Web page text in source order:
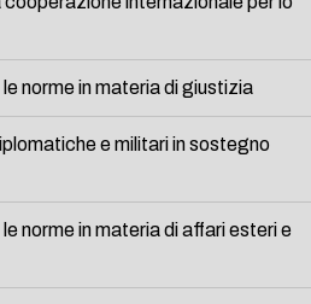
norme in materia di giustizia
e militari in sostegno
norme in materia di affari esteri e